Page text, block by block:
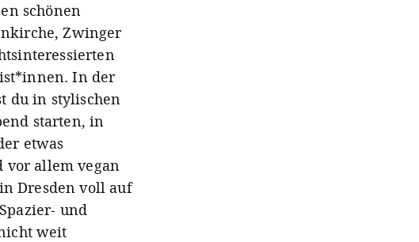
schönen
Zwinger
In der
du in stylischen
starten, in
etwas
vor allem vegan
Dresden voll auf
und
weit